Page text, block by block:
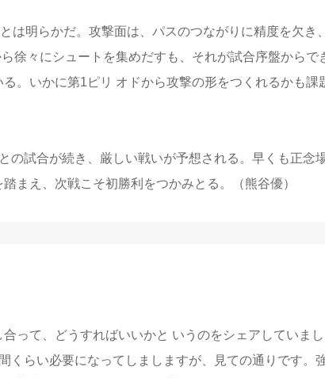
明らかだ。攻撃面は、パスのつながりに精度を欠き
徐々にシュートを集めだすも、それが試合序盤からで
。いかに第1ピリ オドから攻撃の形をつくれるかも課
試合が続き、厳しい戦いが予想される。早くも正念
まえ、次戦こそ初勝利をつかみとる。（熊谷優）
って、どうすればいいかと いうのをシェアしていまし
くらい必要になってしましますが、見ての通りです。